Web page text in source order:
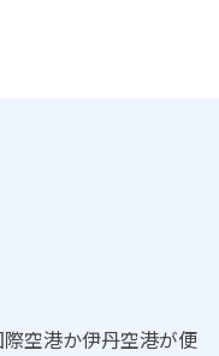
空港か伊丹空港が便